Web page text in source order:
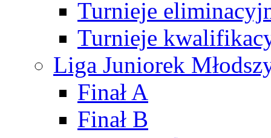
Turnieje
Turnieje
Liga Juniorek
Finał A
Finał B